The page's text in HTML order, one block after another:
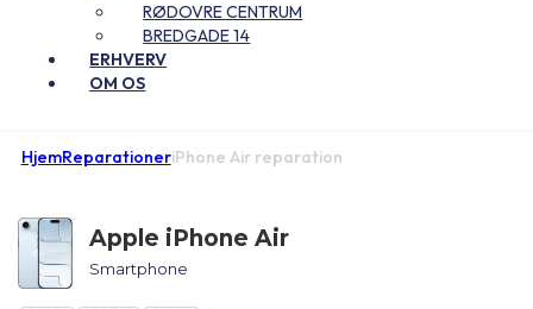
RØDOVRE CENTRUM
BREDGADE 14
ERHVERV
OM OS
HjemReparationeriPhone Air reparation
Apple iPhone Air
Smartphone